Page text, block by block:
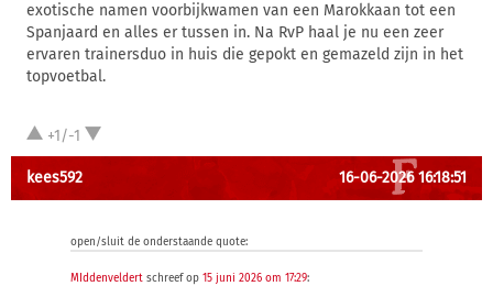
exotische namen voorbijkwamen van een Marokkaan tot een
Spanjaard en alles er tussen in. Na RvP haal je nu een zeer
ervaren trainersduo in huis die gepokt en gemazeld zijn in het
topvoetbal.
+1/-1
kees592 16-06-2026 16:18:51
open/sluit de onderstaande quote:
MIddenveldert schreef op 15 juni 2026 om 17:29: